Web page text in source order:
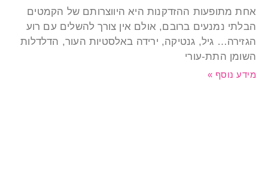
מתופעות ההזדקנות היא היווצרותם של הקמטים
נמנעים ברובם, אולם אין צורך להשלים עם רוע
גיל, גנטיקה, ירידה באלסטיות העור, הדלדלות
התת-עורי
נוסף »